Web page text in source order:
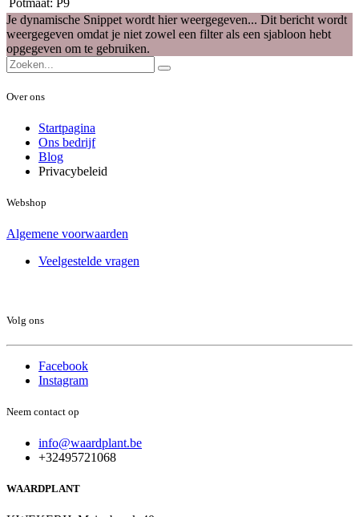
Je dynamische Snippet wordt hier weergegeven... Dit bericht wordt
weergegeven omdat je niet zowel een filter als een sjabloon hebt
opgegeven om te gebruiken.
Over ons
Startpagina
Ons bedrijf
Blog
Privacybeleid
Webshop
Algemene voorwaarden
Veelgestelde vragen
Volg ons
Facebook
Instagram
Neem contact op
info@waardplant.be
+32495721068
WAARDPLANT